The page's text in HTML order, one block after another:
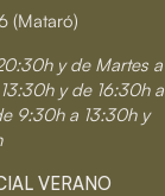
(Mataró)
y de Martes a
y de 16:30h a
9:30h a 13:30h y
VERANO